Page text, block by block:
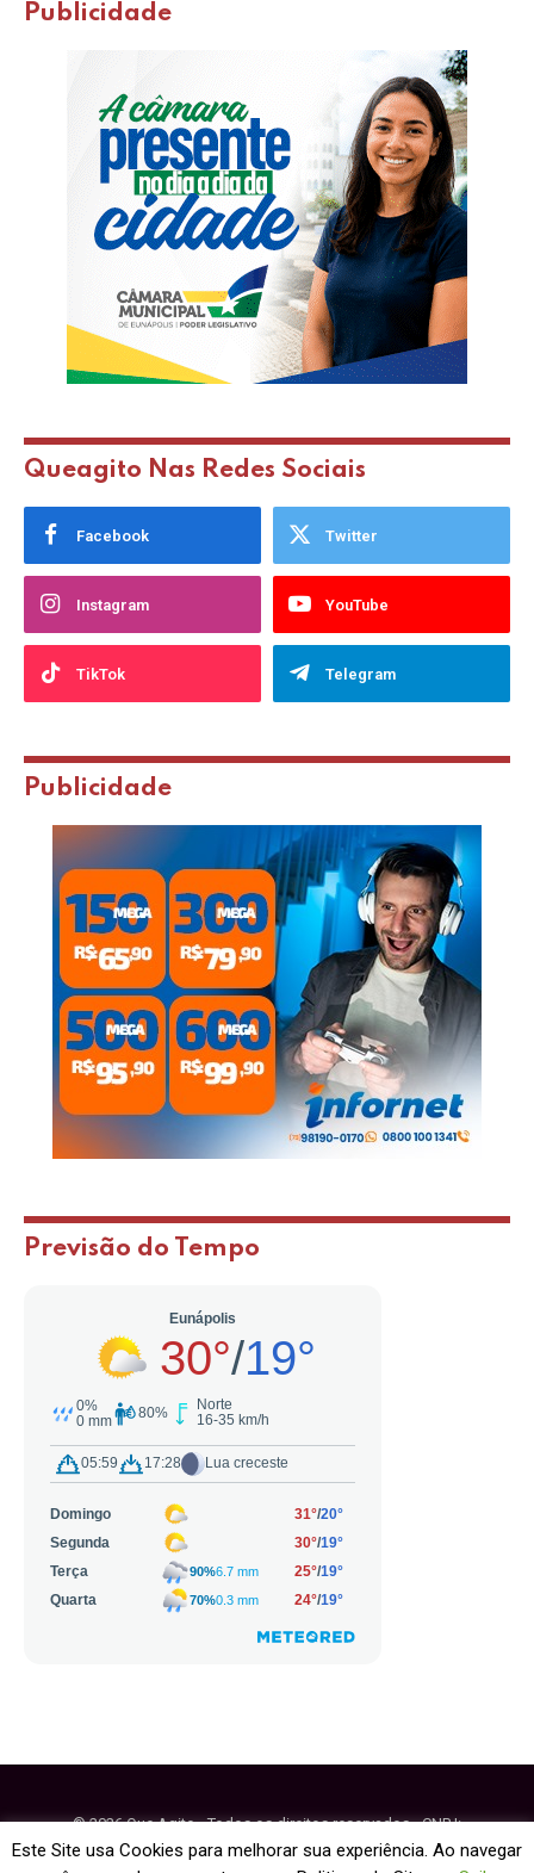
Publicidade
Queagito Nas Redes Sociais
Facebook Twitter
Instagram YouTube
TikTok Telegram
Publicidade
Previsão do Tempo
© 2026 Que Agito - Todos os direitos reservados - CNPJ:
64.884.270/0001-95
Este Site usa Cookies para melhorar sua experiência. Ao navegar